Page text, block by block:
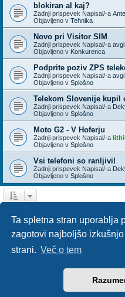
Ta spletna stran uporablja
zagotovi najboljšo
strani. Več o tem
blokiran al kaj?
Zadnji prispevek Napisal/-a
Objavljeno v Tehnika
Novo pri Visitor SIM
Zadnji prispevek Napisal/-a avgi
Objavljeno v Konkurenca
Podprite poziv ZPS
Zadnji prispevek Napisal/-a avgi
Objavljeno v Splošno
Telekom Slovenije kupil
Zadnji prispevek Napisal/-a
Objavljeno v Splošno
Moto G2 - V Hoferju
Zadnji prispevek Napisal/-a
Objavljeno v Splošno
Vsi telefoni so ranljivi!
Zadnji prispevek Napisal/-a
Objavljeno v Splošno
Forum070 je neuradni forum
nimamo nobene
Za vse objavljene prispevke